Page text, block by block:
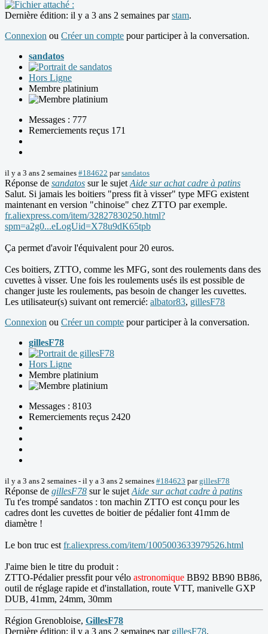
Dernière édition: il y a 3 ans 2 semaines parstam.
Connexion ou Créer un compte pour participer à la conversation.
sandatos
Hors Ligne
Membre platinium
Messages : 777
Remerciements reçus 171
il y a 3 ans 2 semaines #184622 parsandatos
Réponse de sandatos sur le sujet Aide sur achat cadre à patins
Salut. Si jamais les boitiers "press fit à visser" type MFG existent
maintenant en version "chinoise" chez ZTTO par exemple.
fr.aliexpress.com/item/32827830250.html?
spm=a2g0...eLogUid=X78u9dK65tpb
Ça permet d'avoir l'équivalent pour 20 euros.
Ces boitiers, ZTTO, comme les MFG, sont des roulements dans des
cuvettes à visser. Une fois les roulements usés ils est possible de
changer juste les roulements, pas besoin de changer les cuvettes.
Les utilisateur(s) suivant ont remercié: albator83, gillesF78
Connexion ou Créer un compte pour participer à la conversation.
gillesF78
Hors Ligne
Membre platinium
Messages : 8103
Remerciements reçus 2420
il y a 3 ans 2 semaines - il y a 3 ans 2 semaines #184623 pargillesF78
Réponse de gillesF78 sur le sujet Aide sur achat cadre à patins
Tu t'es trompé sandatos : ton machin ZTTO est conçu pour les
cadres dont les cuvettes de boitier de pédalier font 41mm de
diamètre !
Le bon truc est fr.aliexpress.com/item/1005003633979526.html
J'aime bien le titre du produit :
ZTTO-Pédalier pressfit pour vélo astronomique BB92 BB90 BB86,
outil de réglage rapide et d'installation, route VTT, manivelle GXP
DUB, 41mm, 24mm, 30mm
Région Grenobloise, GillesF78
Dernière édition: il y a 3 ans 2 semaines par gillesF78.